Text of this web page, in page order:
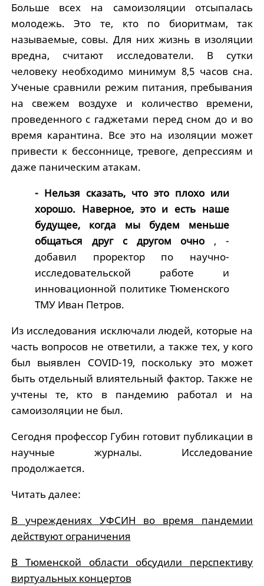
Больше всех на самоизоляции отсыпалась
молодежь. Это те, кто по биоритмам, так
называемые, совы. Для них жизнь в изоляции
вредна, считают исследователи. В сутки
человеку необходимо минимум 8,5 часов сна.
Ученые сравнили режим питания, пребывания
на свежем воздухе и количество времени,
проведенного с гаджетами перед сном до и во
время карантина. Все это на изоляции может
привести к бессоннице, тревоге, депрессиям и
даже паническим атакам.
- Нельзя сказать, что это плохо или
хорошо. Наверное, это и есть наше
будущее, когда мы будем меньше
общаться друг с другом очно , -
добавил проректор по научно-
исследовательской работе и
инновационной политике Тюменского
ТМУ Иван Петров.
Из исследования исключали людей, которые на
часть вопросов не ответили, а также тех, у кого
был выявлен COVID-19, поскольку это может
быть отдельный влиятельный фактор. Также не
учтены те, кто в пандемию работал и на
самоизоляции не был.
Сегодня профессор Губин готовит публикации в
научные журналы. Исследование
продолжается.
Читать далее:
В учреждениях УФСИН во время пандемии
действуют ограничения
В Тюменской области обсудили перспективу
виртуальных концертов